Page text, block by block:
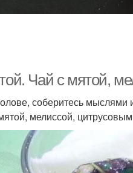
Чай с мятой,
соберитесь
мелиссой,